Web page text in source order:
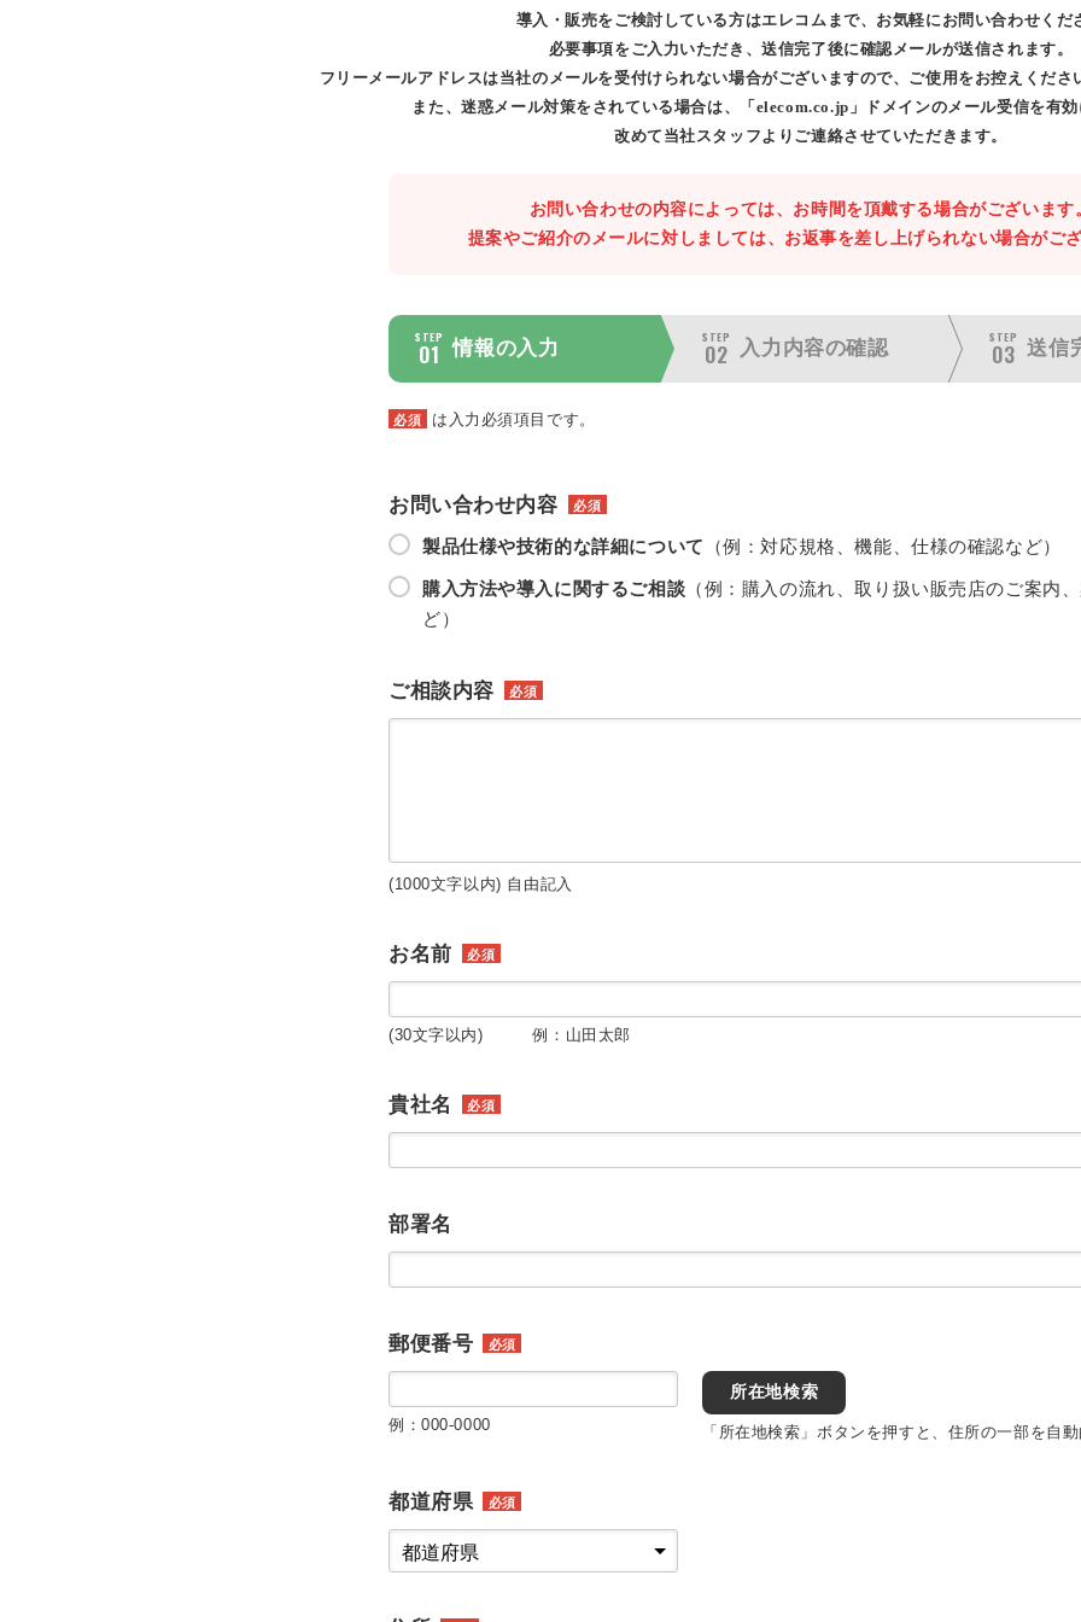
導入・販売をご検討している方はエレコムまで、お気軽にお問い合わせくだ
必要事項をご入力いただき、送信完了後に確認メールが送信されます。
フリーメールアドレスは当社のメールを受付けられない場合がございますので、ご使用をお控えくださ
また、迷惑メール対策をされている場合は、「elecom.co.jp」ドメインのメール受信を有効
改めて当社スタッフよりご連絡させていただきます。
お問い合わせの内容によっては、お時間を頂戴する場合がございます
提案やご紹介のメールに対しましては、お返事を差し上げられない場合がござ
STEP
01 情報の入力
STEP
02 入力内容の確認
STEP
03 送信
必須 は入力必須項目です。
お問い合わせ内容 必須
製品仕様や技術的な詳細について （例：対応規格、機能、仕様の確認など）
購入方法や導入に関するご相談 （例：購入の流れ、取り扱い販売店のご案内
ど）
ご相談内容 必須
(1000文字以内) 自由記入
お名前 必須
(30文字以内) 例：山田太郎
貴社名 必須
部署名
郵便番号 必須
例：000-0000
所在地検索
「所在地検索」ボタンを押すと、住所の一部を自動
都道府県 必須